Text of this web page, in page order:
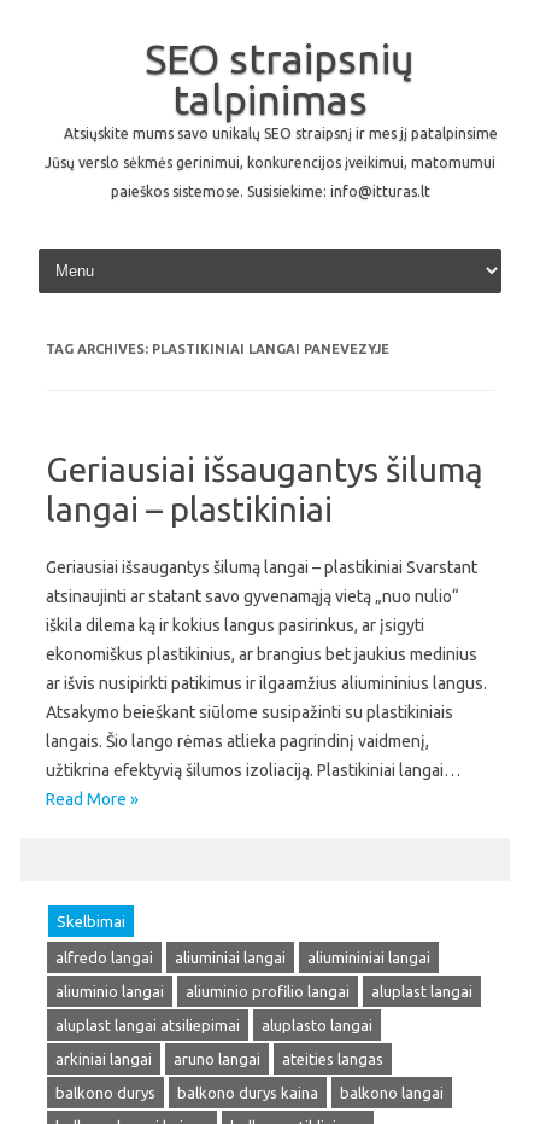
SEO straipsnių
talpinimas
Atsiųskite mums savo unikalų SEO straipsnį ir mes jį patalpinsime
Jūsų verslo sėkmės gerinimui, konkurencijos įveikimui, matomumui
paieškos sistemose. Susisiekime: info@itturas.lt
Skip to content
TAG ARCHIVES: PLASTIKINIAI LANGAI PANEVEZYJE
Geriausiai išsaugantys šilumą
langai – plastikiniai
Geriausiai išsaugantys šilumą langai – plastikiniai Svarstant
atsinaujinti ar statant savo gyvenamąją vietą „nuo nulio“
iškila dilema ką ir kokius langus pasirinkus, ar įsigyti
ekonomiškus plastikinius, ar brangius bet jaukius medinius
ar išvis nusipirkti patikimus ir ilgaamžius aliumininius langus.
Atsakymo beieškant siūlome susipažinti su plastikiniais
langais. Šio lango rėmas atlieka pagrindinį vaidmenį,
užtikrina efektyvią šilumos izoliaciją. Plastikiniai langai…
Read More »
Skelbimai
alfredo langai aliuminiai langai
aliumininiai langai
aliuminio langai
aliuminio profilio langai
aluplast langai
aluplast langai atsiliepimai
aluplasto langai
arkiniai langai
aruno langai
ateities langas
balkono durys
balkono durys kaina
balkono langai